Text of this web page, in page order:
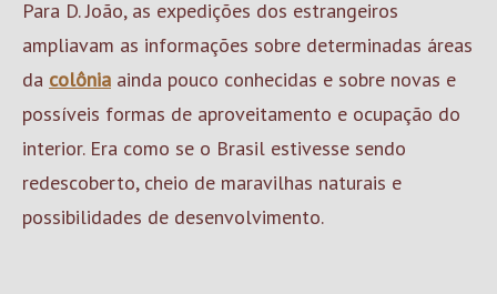
Para D. João, as expedições dos estrangeiros
ampliavam as informações sobre determinadas áreas
da colônia ainda pouco conhecidas e sobre novas e
possíveis formas de aproveitamento e ocupação do
interior. Era como se o Brasil estivesse sendo
redescoberto, cheio de maravilhas naturais e
possibilidades de desenvolvimento.